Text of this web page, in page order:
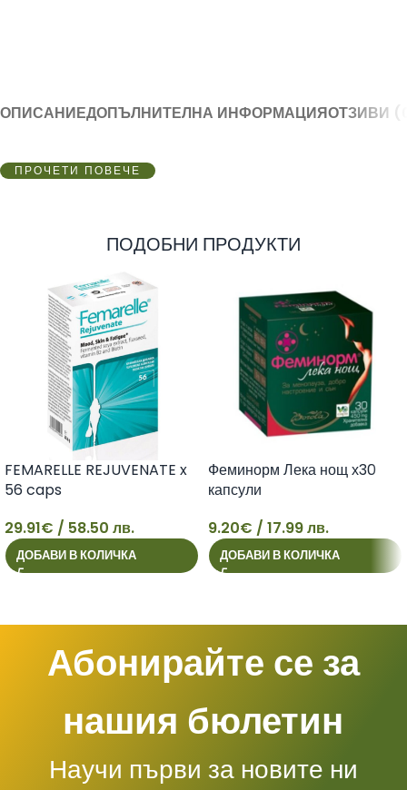
ОПИСАНИЕДОПЪЛНИТЕЛНА ИНФОРМАЦИЯОТЗИВИ
ПРОЧЕТИ ПОВЕЧЕ
ПОДОБНИ ПРОДУКТИ
29
FEMARELLE REJUVENATE x
56 caps
29.91€ / 58.50 лв.
ДОБАВИ В КОЛИЧКА
9
Феминорм Лека нощ х30
капсули
9.20€ / 17.99 лв.
ДОБАВИ В КОЛИЧКА
Абонирайте се за
нашия бюлетин
Научи първи за новите ни